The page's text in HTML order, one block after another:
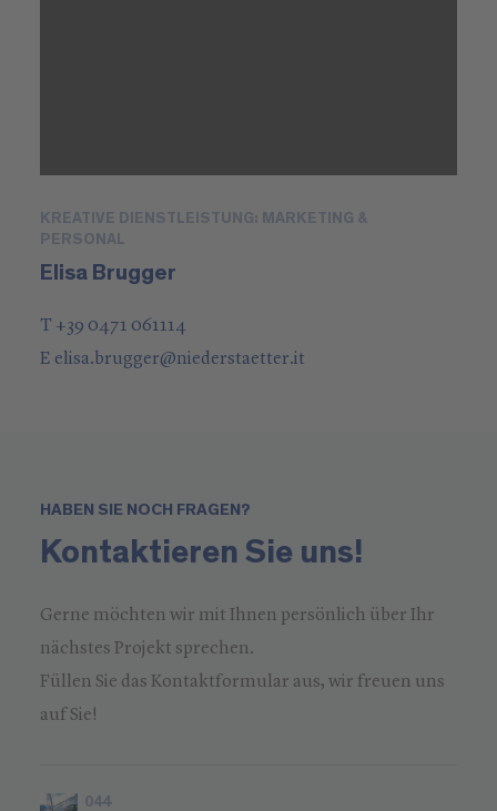
KREATIVE DIENSTLEISTUNG: MARKETING &
PERSONAL
Elisa Brugger
T +39 0471 061114
E elisa.brugger@niederstaetter.it
HABEN SIE NOCH FRAGEN?
Kontaktieren Sie uns!
Gerne möchten wir mit Ihnen persönlich über Ihr
nächstes Projekt sprechen.
Füllen Sie das Kontaktformular aus, wir freuen uns
auf Sie!
044